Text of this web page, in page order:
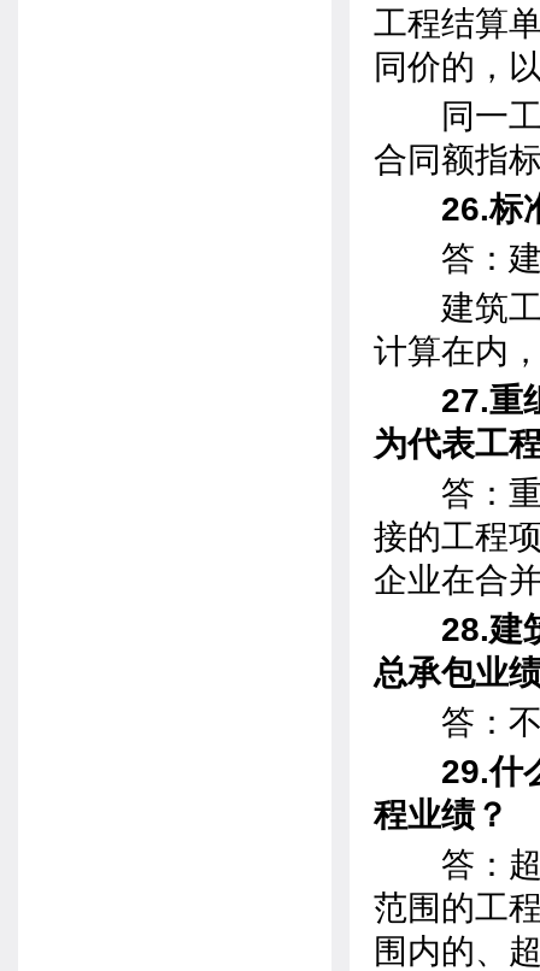
工程结算
同价的，
同一工
合同额指
26.标准
答：建
建筑工
计算在内
27.重组
为代表工
答：重
接的工程
企业在合
28.建筑
总承包业
答：不
29.什么
程业绩？
答：超
范围的工
围内的、